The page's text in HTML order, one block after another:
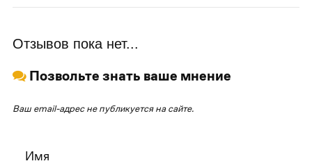
Отзывов пока нет...
Позвольте знать ваше мнение
Ваш email-адрес не публикуется на сайте.
Имя